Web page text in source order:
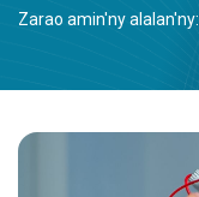
Zarao amin'ny alalan'ny: